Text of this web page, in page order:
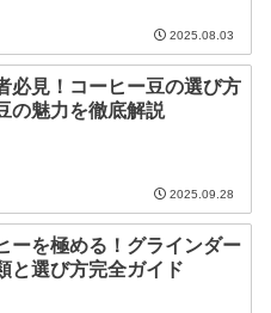
2025.08.03
必見！コーヒー豆の選び方
の魅力を徹底解説
2025.09.28
ーを極める！グラインダー
と選び方完全ガイド